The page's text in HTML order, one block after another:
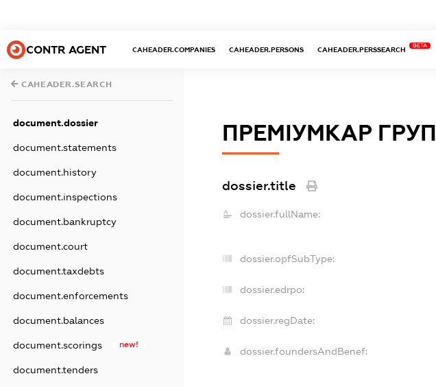
CONTR AGENT CAHEADER.COMPANIES CAHEADER.PERSONS CAHEADER.PERSSEARCH
BETA
CAHEADER.SEARCH
document.dossier
document.statements
document.history
document.inspections
document.bankruptcy
document.court
document.taxdebts
document.enforcements
document.balances
document.scorings new!
document.tenders
ПРЕМІУМКАР ГРУП
dossier.title
dossier.fullName:
dossier.opfSubType:
dossier.edrpo:
dossier.regDate:
dossier.foundersAndBenef: